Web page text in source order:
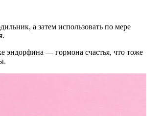
а затем использовать по мере
эндорфина — гормона счастья, что тоже